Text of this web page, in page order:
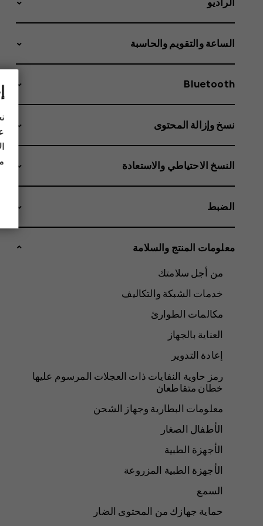
الساعة والتقويم والحاسبة
Bluetooth
نسخ وإزالة المحتوى
النسخ الاحتياطي والاستعادة
الضبط
معلومات المنتج والسلامة
من أجل سلامتك
خدمات الشبكة والتكاليف
مكالمات الطوارئ
العناية بالجهاز
إعادة التدوير
رمز حاوية النفايات ذات العجلات المرسوم عليها
خطان متقاطعان
معلومات البطارية وجهاز الشحن
الأطفال الصغار
الأجهزة الطبية
الأجهزة الطبية المزروعة
السمع
حماية جهازك من المحتوى الضار